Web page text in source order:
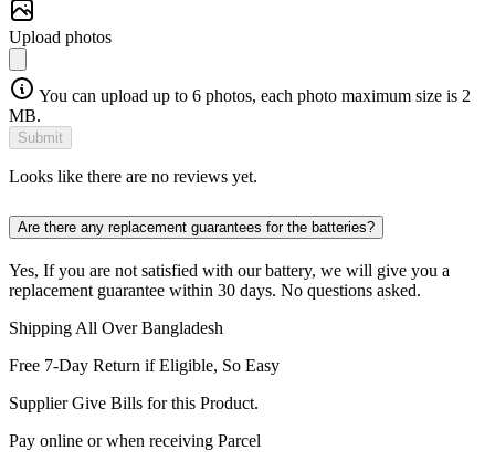
Upload photos
You can upload up to 6 photos, each photo maximum size is 2
MB.
Submit
Looks like there are no reviews yet.
Are there any replacement guarantees for the batteries?
Yes, If you are not satisfied with our battery, we will give you a
replacement guarantee within 30 days. No questions asked.
Shipping All Over Bangladesh
Free 7-Day Return if Eligible, So Easy
Supplier Give Bills for this Product.
Pay online or when receiving Parcel